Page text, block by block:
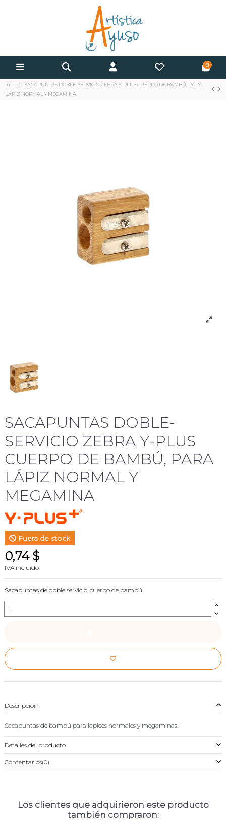
0
Inicio
SACAPUNTAS DOBLE-SERVICIO ZEBRA Y-PLUS CUERPO DE BAMBÚ, PARA
LÁPIZ NORMAL Y MEGAMINA
SACAPUNTAS DOBLE-
SERVICIO ZEBRA Y-PLUS
CUERPO DE BAMBÚ, PARA
LÁPIZ NORMAL Y
MEGAMINA
Fuera de stock
0,74 $
IVA incluido
Sacapuntas de doble servicio, cuerpo de bambú.
Descripción
Sacapuntas de bambú para lapices normales y megaminas.
Detalles del producto
Comentarios(0)
Los clientes que adquirieron este producto
también compraron: